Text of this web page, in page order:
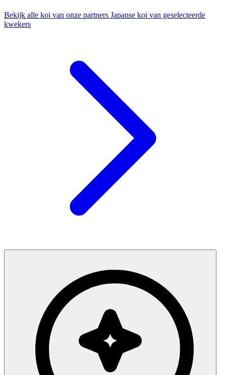
Bekijk alle koi van onze partners Japanse koi van geselecteerde
kwekers